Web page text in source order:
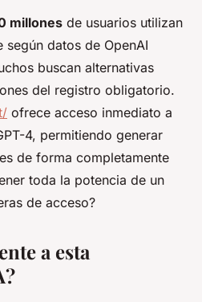
millones de usuarios utilizan
según datos de OpenAI
buscan alternativas
del registro obligatorio.
ofrece acceso inmediato a
4, permitiendo generar
de forma completamente
toda la potencia de un
de acceso?
a esta